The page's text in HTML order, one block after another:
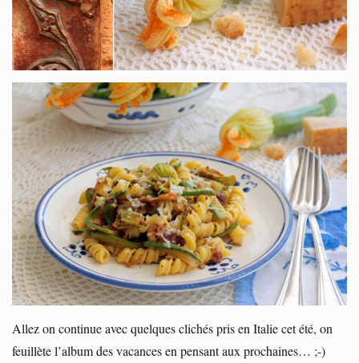
Allez on continue avec quelques clichés pris en Italie cet été, on
feuillète l’album des vacances en pensant aux prochaines… ;-)